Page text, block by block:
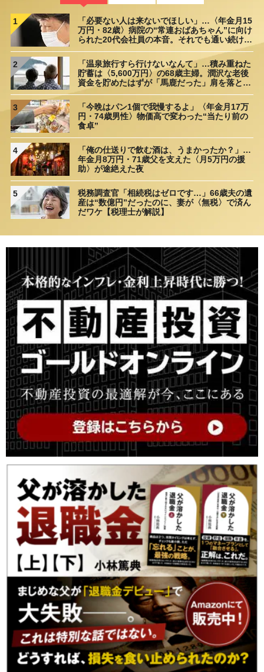
1
「必要ない人は来ないでほしい」…〈年金月15
万円・82歳〉病院の“常連おばあちゃん”に向け
られた20代会社員の本音。それでも通い続ける
2
「温泉旅行すら行けないなんて」…積み重ねた
貯蓄は〈5,600万円〉の68歳主婦。潤沢な老後
資金を貯めたはずが「馬鹿だった」肩を落とす
3
「今晩はパン1個で我慢するよ」〈年金月17万
円・74歳男性〉物価高で変わった“当たり前の
食卓”
4
「俺の仕送りで飲む酒は、うまかったか？」…
年金月8万円・71歳父を支えた〈月5万円の援
助〉が途絶えた夜
5
税務調査官「相続税はゼロです…」66歳夫の遺
産は“数億円”だったのに、妻が〈無税〉で済ん
だワケ【税理士が解説】